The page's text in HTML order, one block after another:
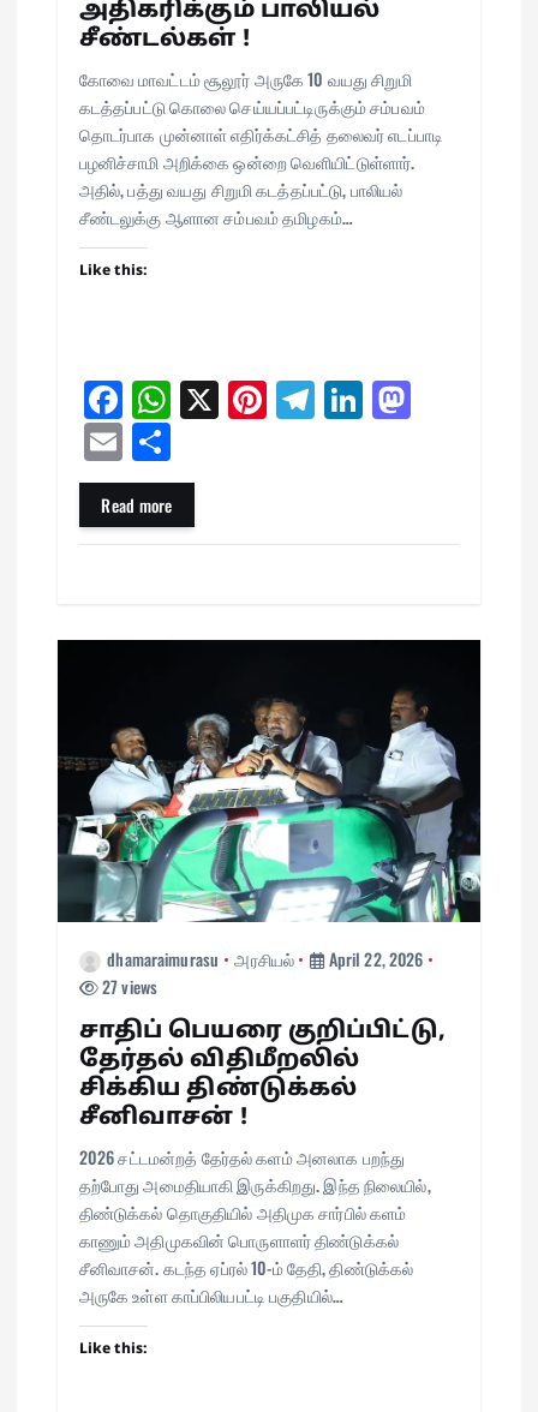
அதிகரிக்கும் பாலியல்
சீண்டல்கள் !
கோவை மாவட்டம் சூலூர் அருகே 10 வயது சிறுமி
கடத்தப்பட்டு கொலை செய்யப்பட்டிருக்கும் சம்பவம்
தொடர்பாக முன்னாள் எதிர்க்கட்சித் தலைவர் எடப்பாடி
பழனிச்சாமி அறிக்கை ஒன்றை வெளியிட்டுள்ளார்.
அதில், பத்து வயது சிறுமி கடத்தப்பட்டு, பாலியல்
சீண்டலுக்கு ஆளான சம்பவம் தமிழகம்…
Like this:
Fa
ce
bo
ok
W
ha
ts
A
pp
X Pi
nt
t
Te
le
m
Li
nk
M
as
n
E
m
ail
Sh
ar
e
Read more
dhamaraimurasu அரசியல்
April 22, 2026
27 views
சாதிப் பெயரை குறிப்பிட்டு,
தேர்தல் விதிமீறலில்
சிக்கிய திண்டுக்கல்
சீனிவாசன் !
2026 சட்டமன்றத் தேர்தல் களம் அனலாக பறந்து
தற்போது அமைதியாகி இருக்கிறது. இந்த நிலையில்,
திண்டுக்கல் தொகுதியில் அதிமுக சார்பில் களம்
காணும் அதிமுகவின் பொருளாளர் திண்டுக்கல்
சீனிவாசன். கடந்த ஏப்ரல் 10-ம் தேதி, திண்டுக்கல்
அருகே உள்ள காப்பிலியபட்டி பகுதியில்…
Like this: